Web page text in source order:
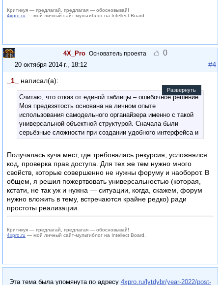
Критикуя — предлагай, предлагая — обосновывай!
4xpro.ru — мой личный сайт-мультиблог на Intellect Board.
4X_Pro Основатель проекта 0
20 октября 2014 г., 18:12 #4
_1_ написал(а):
Развернуть
Считаю, что отказ от единой таблицы – ошибочное решение.
Моя предвзятость основана на личном опыте
использования самодельного органайзера именно с такой
универсальной объектной структурой. Сначала были
серьёзные сложности при создании удобного интерфейса и
Получалась куча мест, где требовалась рекурсия, усложнялся
код, проверка прав доступа. Для тех же тем нужно много
свойств, которые совершенно не нужны форуму и наоборот. В
общем, я решил пожертвовать универсальностью (которая,
кстати, не так уж и нужна — ситуации, когда, скажем, форум
нужно вложить в тему, встречаются крайне редко) ради
простоты реализации.
Критикуя — предлагай, предлагая — обосновывай!
4xpro.ru — мой личный сайт-мультиблог на Intellect Board.
Эта тема была упомянута по адресу 4xpro.ru/lytdybr/year-2022/post-